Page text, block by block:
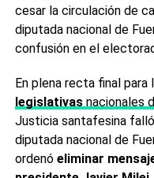
En la entrevista en
que no me iba a
los argentinos que
«Yo no viajé para
que viaja para
me entero de que en
vacunando. Pagué y me
cesar la circulación de
diputada nacional de
confusión en el
En plena recta final para
legislativasnacionales
Justicia santafesina
diputada nacional de
ordenóeliminar